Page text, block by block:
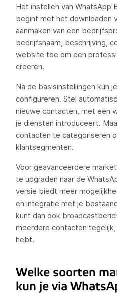
Het instellen van WhatsApp
begint met het downloaden
aanmaken van een
bedrijfsnaam, beschrijving,
website toe om een
creëren.
Na de basisinstellingen kun
configureren. Stel
nieuwe contacten, met een
je diensten introduceert.
contacten te categoriseren
klantsegmenten.
Voor geavanceerdere
te upgraden naar de
versie biedt meer
en integratie met je
kunt dan ook
meerdere contacten
hebt.
Welke soorten
kun je via